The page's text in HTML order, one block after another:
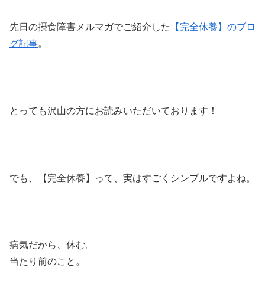
先日の摂食障害メルマガでご紹介した
【完全休養】のブロ
グ記事。
とっても沢山の方にお読みいただいております！
でも、【完全休養】って、実はすごくシンプルですよね。
病気だから、休む。
当たり前のこと。